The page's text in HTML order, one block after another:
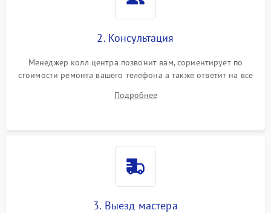
2. Консультация
Менеджер колл центра позвонит вам, сориентирует по
стоимости ремонта вашего телефона а также ответит на все
Подробнее
3. Выезд мастера